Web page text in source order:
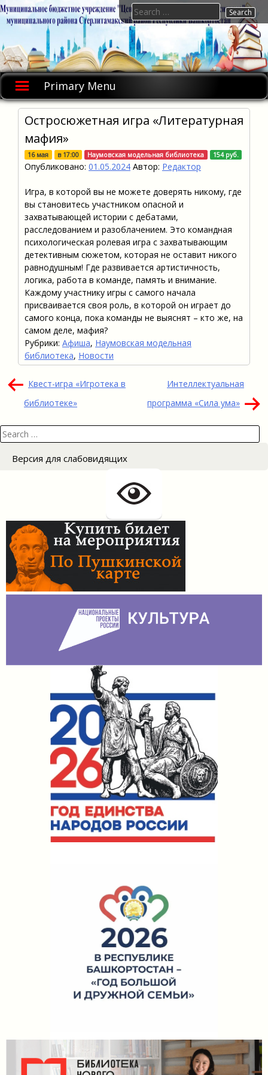
Skip
to
Primary Menu
Search
for:
Остросюжетная игра «Литературная
мафия»
16 мая в17:00 Наумовская модельная библиотека 154 руб.
Опубликовано: 01.05.2024 Автор: Редактор
Игра, в которой вы не можете доверять никому, где
вы становитесь участником опасной и
захватывающей истории с дебатами,
расследованием и разоблачением. Это командная
психологическая ролевая игра с захватывающим
детективным сюжетом, которая не оставит никого
равнодушным! Где развивается артистичность,
логика, работа в команде, память и внимание.
Каждому участнику игры с самого начала
присваивается своя роль, в которой он играет до
самого конца, пока команды не выяснят – кто же, на
самом деле, мафия?
Рубрики: Афиша, Наумовская модельная
библиотека, Новости
Навигация
по
Квест-игра «Игротека в
библиотеке»
Интеллектуальная
программа «Сила ума»
Search
for:
Версия для слабовидящих